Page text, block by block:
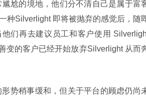
尬的境地，他们分不清自己是属于富
种Silverlight 即将被抛弃的感觉后，随
们再去建议员工和客户使用
变的客户已经开始放弃Silverlight 从而
势稍事缓和，但关于平台的顾虑仍尚